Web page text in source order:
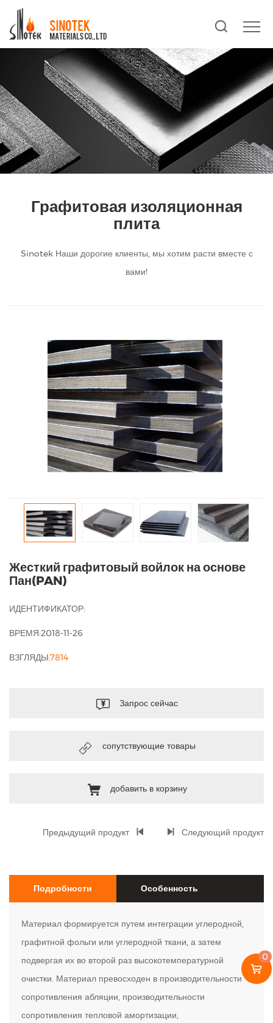
Графитовая изоляционная
плита
Sinotek Наши дорогие клиенты, мы хотим расти вместе с
вами!
Жесткий графитовый войлок на основе
Пан(PAN)
ИДЕНТИФИКАТОР:
ВРЕМЯ:2018-11-26
ВЗГЛЯДЫ:7814
Запрос сейчас
сопутствующие товары
добавить в корзину
Предыдущий продукт Следующий продукт
Подробности Особенность
Материал формируется путем интеграции углеродной,
графитной фольги или углеродной ткани, а затем
подвергая их во второй раз высокотемпературной
очистки. Материал превосходен в производительности
сопротивления абляции, производительности
сопротивления тепловой амортизации,
0